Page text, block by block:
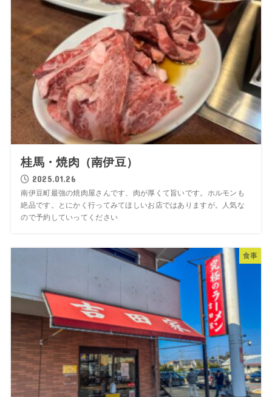
桂馬・焼肉（南伊豆）
2025.01.26
南伊豆町最強の焼肉屋さんです、肉が厚くて旨いです。ホルモンも
絶品です。とにかく行ってみてほしいお店ではありますが。人気な
ので予約していってください
食事